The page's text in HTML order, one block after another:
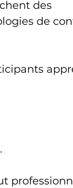
des
de